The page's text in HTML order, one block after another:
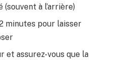
(souvent à l’arrière)
minutes pour laisser
et assurez-vous que la